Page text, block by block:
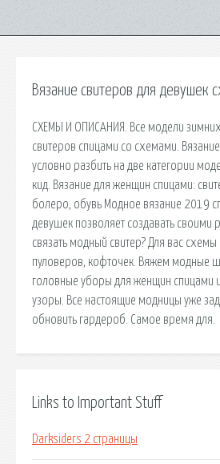
Вязание свитеров для девушек
СХЕМЫ И ОПИСАНИЯ. Все модели
свитеров спицами со схемами.
условно разбить на две категории
кид. Вязание для женщин спицами:
болеро, обувь Модное вязание 2019
девушек позволяет создавать своими
связать модный свитер? Для вас схемы
пуловеров, кофточек. Вяжем модные
головные уборы для женщин спицами
узоры. Все настоящие модницы уже
обновить гардероб. Самое время для.
Links to Important Stuff
Darksiders 2 страницы